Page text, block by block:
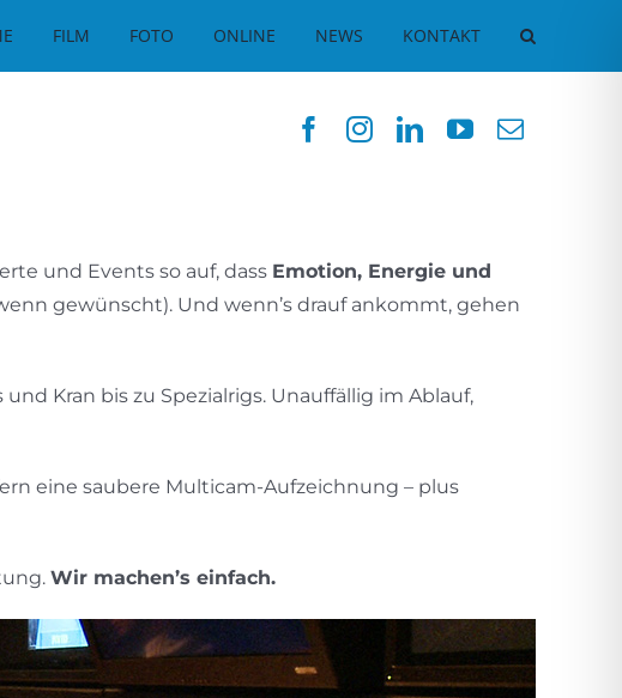
FILM FOTO ONLINE NEWS KONTAKT
und Events so auf, dass Emotion, Energie und
gewünscht). Und wenn’s drauf ankommt, gehen
Kran bis zu Spezialrigs. Unauffällig im Ablauf,
eine saubere Multicam-Aufzeichnung – plus
Wir machen’s einfach.